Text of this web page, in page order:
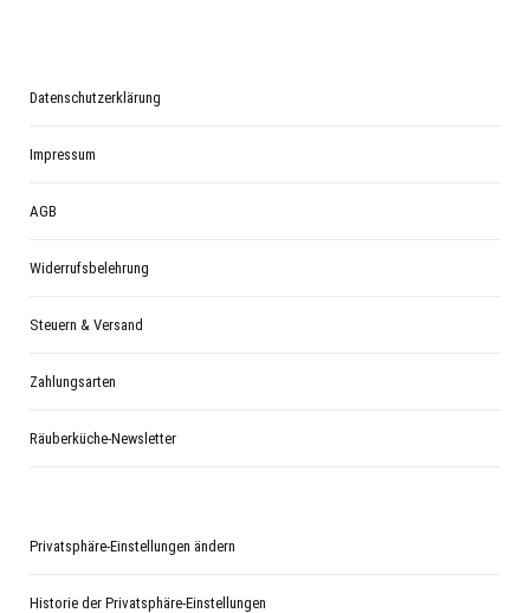
Datenschutzerklärung
Impressum
AGB
Widerrufsbelehrung
Steuern & Versand
Zahlungsarten
Räuberküche-Newsletter
Privatsphäre-Einstellungen ändern
Historie der Privatsphäre-Einstellungen